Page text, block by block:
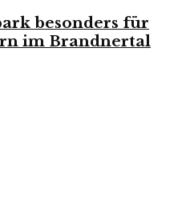
besonders für
im Brandnertal